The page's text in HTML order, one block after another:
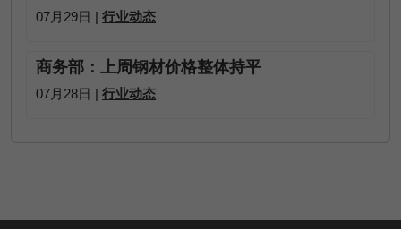
07月29日 | 行业动态
商务部：上周钢材价格整体持平
07月28日 | 行业动态